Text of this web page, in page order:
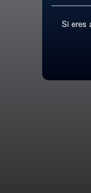
Si eres